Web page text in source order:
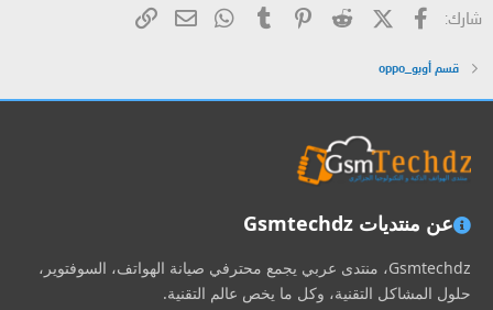
شارك: فيسبوكX (Twitter)
Reddit
Pinterest
Tumblr
WhatsAppالبريد الإلكتروني
قسم أوبو_oppo
عن منتديات Gsmtechdz
Gsmtechdz، منتدى عربي يجمع محترفي صيانة الهواتف، السوفتوير،
حلول المشاكل التقنية، وكل ما يخص عالم التقنية.